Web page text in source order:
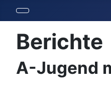
Berichte
A-Jugend